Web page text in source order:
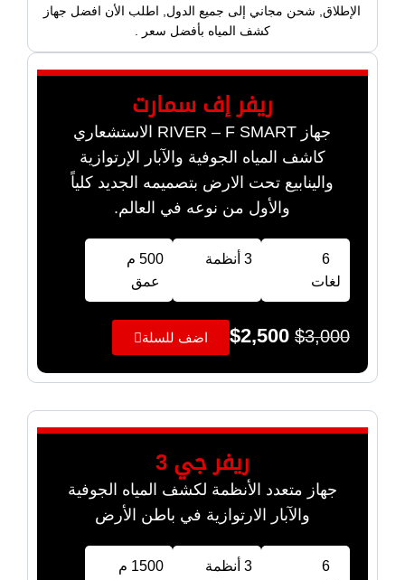
الإطلاق, شحن مجاني إلى جميع الدول, اطلب الأن افضل جهاز
كشف المياه بأفضل سعر .
ريفر إف سمارت
جهاز RIVER – F SMART الاستشعاري
كاشف المياه الجوفية والآبار الإرتوازية
والينابيع تحت الارض بتصميمه الجديد كلياً
والأول من نوعه في العالم.
6
لغات
3 أنظمة
500 م
عمق
$3,000
$2,500 اضف للسلة
ريفر جي 3
جهاز متعدد الأنظمة لكشف المياه الجوفية
والآبار الارتوازية في باطن الأرض
6
3 أنظمة
1500 م